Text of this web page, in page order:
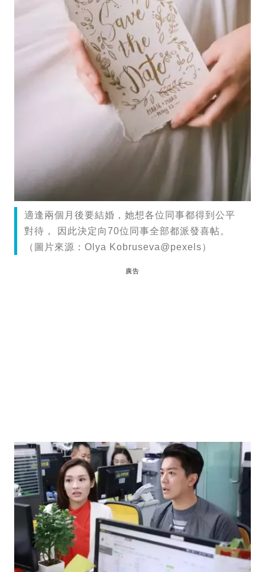
適逢兩個月後要結婚，她想各位同事都得到公平
對待， 因此決定向70位同事全部都派發喜帖。
（圖片來源：Olya Kobruseva@pexels）
廣告